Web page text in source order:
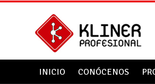
INICIO CONÓCENOS